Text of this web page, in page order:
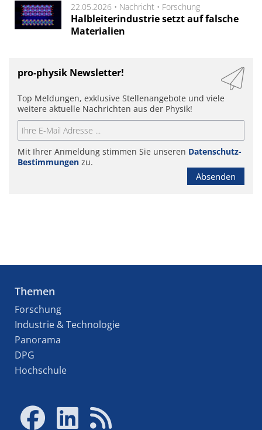
22.05.2026 • Nachricht • Forschung
Halbleiterindustrie setzt auf falsche
Materialien
pro-physik Newsletter!
Top Meldungen, exklusive Stellenangebote und viele
weitere aktuelle Nachrichten aus der Physik!
Mit Ihrer Anmeldung stimmen Sie unseren Datenschutz-
Bestimmungen zu.
Absenden
Themen
Forschung
Industrie & Technologie
Panorama
DPG
Hochschule